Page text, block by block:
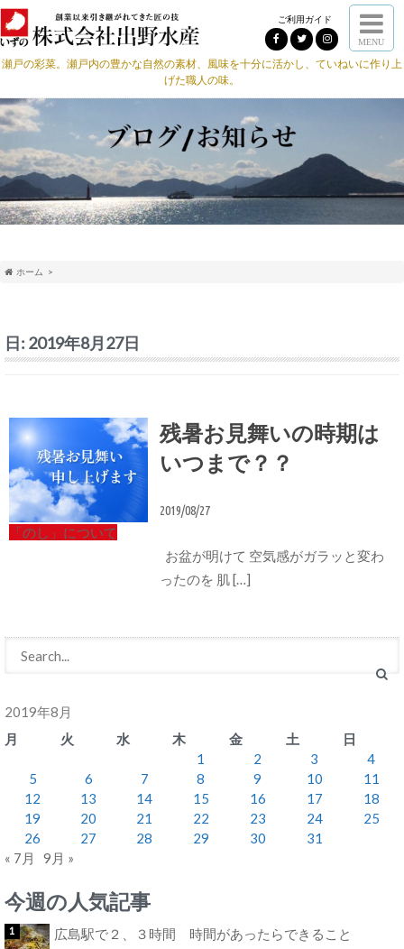
ご利用ガイド
MENU
瀬戸の彩菜。瀬戸内の豊かな自然の素材、風味を十分に活かし、ていねいに作り上
げた職人の味。
ホーム
日: 2019年8月27日
「のし」について
残暑お見舞いの時期は
いつまで？？
2019/08/27
お盆が明けて 空気感がガラッと変わ
ったのを 肌 […]
2019年8月
月
火 水 木 金 土
日
1
2 3
4
5
6 7 8 9 10
11
12
13 14 15 16 17
18
19
20 21 22 23 24
25
26
27 28 29 30
31
« 7月
9月 »
今週の人気記事
広島駅で２、３時間 時間があったらできること